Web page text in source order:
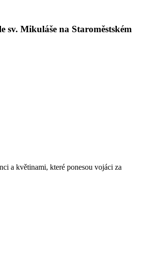
sv. Mikuláše na Staroměstském
a květinami, které ponesou vojáci za